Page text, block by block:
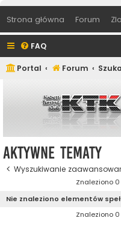
Strona główna Forum
FAQ
Portal Forum
Aktywne tematy
Wyszukiwanie
Znaleziono 0
Nie znaleziono elementów
Znaleziono 0